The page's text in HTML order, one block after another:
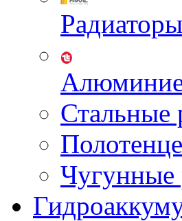
Стальные
Чугунные